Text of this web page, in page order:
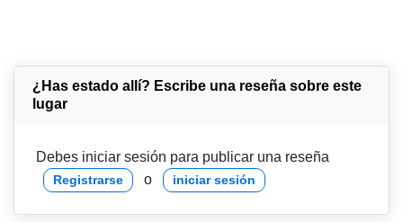
¿Has estado allí? Escribe una reseña sobre este
lugar
Debes iniciar sesión para publicar una reseña
Registrarse o iniciar sesión